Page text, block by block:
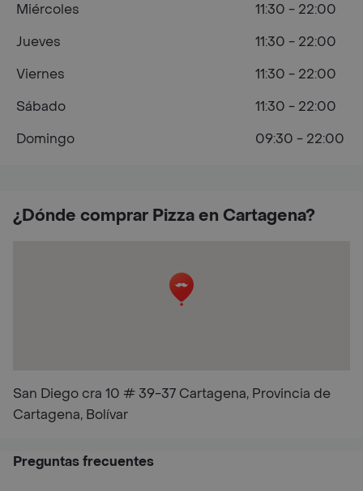
¿Dónde comprar Pizza en Cartagena?
San Diego cra 10 # 39-37 Cartagena, Provincia de
Cartagena, Bolívar
Miércoles
11:30 - 22:00
Jueves
11:30 - 22:00
Viernes
11:30 - 22:00
Sábado
11:30 - 22:00
Domingo
09:30 - 22:00
Preguntas frecuentes